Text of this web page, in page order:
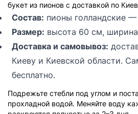
букет из пионов с доставкой по
Состав: пионы голландские —
Размер: высота 60 см,
Доставка и самовывоз:
Киеву и Киевской области.
бесплатно.
Подрежьте стебли под углом и
прохладной водой. Меняйте воду